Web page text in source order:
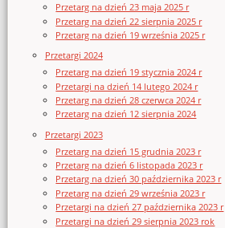
Przetarg na dzień 23 maja 2025 r
Przetarg na dzień 22 sierpnia 2025 r
Przetarg na dzień 19 września 2025 r
Przetargi 2024
Przetarg na dzień 19 stycznia 2024 r
Przetargi na dzień 14 lutego 2024 r
Przetarg na dzień 28 czerwca 2024 r
Przetarg na dzień 12 sierpnia 2024
Przetargi 2023
Przetarg na dzień 15 grudnia 2023 r
Przetarg na dzień 6 listopada 2023 r
Przetarg na dzień 30 października 2023 r
Przetarg na dzień 29 września 2023 r
Przetargi na dzień 27 października 2023 r
Przetargi na dzień 29 sierpnia 2023 rok